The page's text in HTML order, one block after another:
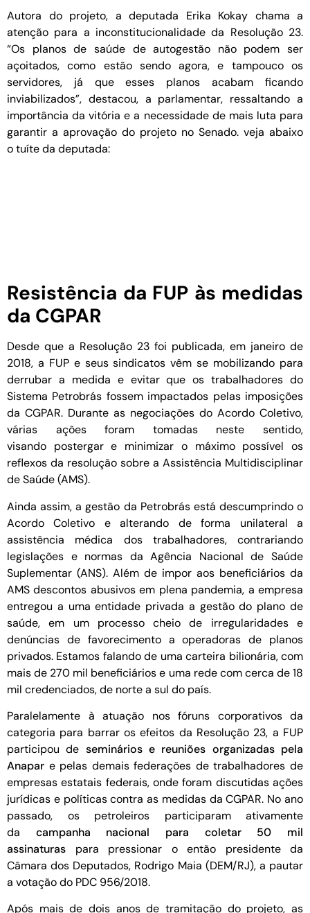
Autora do projeto, a deputada Erika Kokay chama a
atenção para a inconstitucionalidade da Resolução 23.
“Os planos de saúde de autogestão não podem ser
açoitados, como estão sendo agora, e tampouco os
servidores, já que esses planos acabam ficando
inviabilizados”, destacou, a parlamentar, ressaltando a
importância da vitória e a necessidade de mais luta para
garantir a aprovação do projeto no Senado. veja abaixo
o tuíte da deputada:
Resistência da FUP às medidas
da CGPAR
Desde que a Resolução 23 foi publicada, em janeiro de
2018, a FUP e seus sindicatos vêm se mobilizando para
derrubar a medida e evitar que os trabalhadores do
Sistema Petrobrás fossem impactados pelas imposições
da CGPAR. Durante as negociações do Acordo Coletivo,
várias ações foram tomadas neste sentido,
visando postergar e minimizar o máximo possível os
reflexos da resolução sobre a Assistência Multidisciplinar
de Saúde (AMS).
Ainda assim, a gestão da Petrobrás está descumprindo o
Acordo Coletivo e alterando de forma unilateral a
assistência médica dos trabalhadores, contrariando
legislações e normas da Agência Nacional de Saúde
Suplementar (ANS). Além de impor aos beneficiários da
AMS descontos abusivos em plena pandemia, a empresa
entregou a uma entidade privada a gestão do plano de
saúde, em um processo cheio de irregularidades e
denúncias de favorecimento a operadoras de planos
privados. Estamos falando de uma carteira bilionária, com
mais de 270 mil beneficiários e uma rede com cerca de 18
mil credenciados, de norte a sul do país.
Paralelamente à atuação nos fóruns corporativos da
categoria para barrar os efeitos da Resolução 23, a FUP
participou de seminários e reuniões organizadas pela
Anapar e pelas demais federações de trabalhadores de
empresas estatais federais, onde foram discutidas ações
jurídicas e políticas contra as medidas da CGPAR. No ano
passado, os petroleiros participaram ativamente
da campanha nacional para coletar 50 mil
assinaturas para pressionar o então presidente da
Câmara dos Deputados, Rodrigo Maia (DEM/RJ), a pautar
a votação do PDC 956/2018.
Após mais de dois anos de tramitação do projeto, as